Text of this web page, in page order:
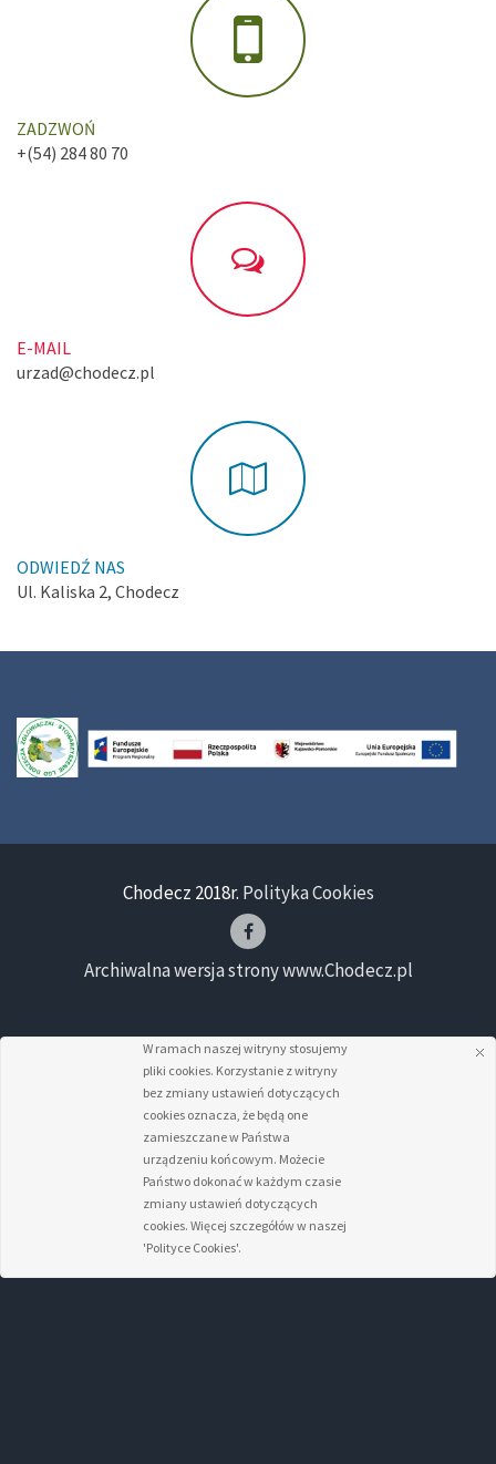
ZADZWOŃ
+(54) 284 80 70
E-MAIL
urzad@chodecz.pl
ODWIEDŹ NAS
Ul. Kaliska 2, Chodecz
Chodecz 2018r. Polityka Cookies
Archiwalna wersja strony www.Chodecz.pl
W ramach naszej witryny stosujemy
pliki cookies. Korzystanie z witryny
bez zmiany ustawień dotyczących
cookies oznacza, że będą one
zamieszczane w Państwa
urządzeniu końcowym. Możecie
Państwo dokonać w każdym czasie
zmiany ustawień dotyczących
cookies. Więcej szczegółów w naszej
'Polityce Cookies'.